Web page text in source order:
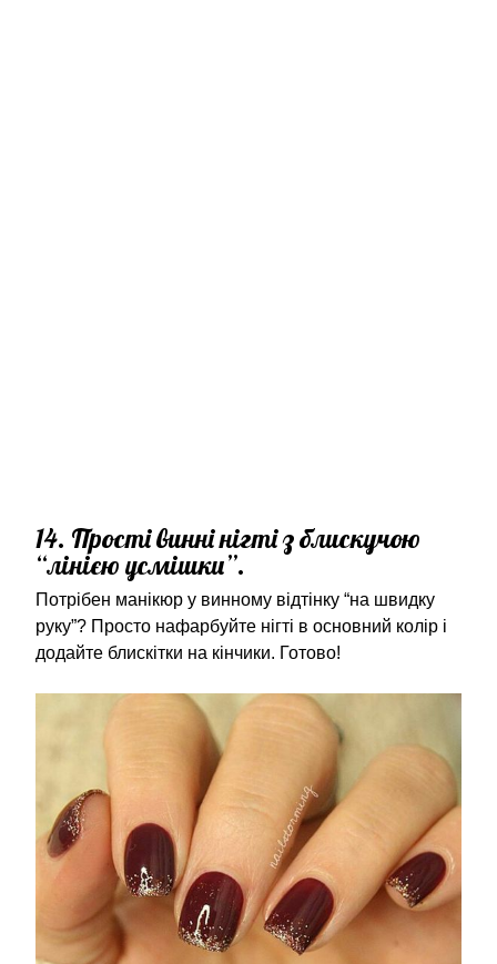
14. Прості винні нігті з блискучою
“лінією усмішки”.
Потрібен манікюр у винному відтінку “на швидку
руку”? Просто нафарбуйте нігті в основний колір і
додайте блискітки на кінчики. Готово!